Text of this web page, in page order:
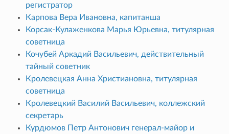
регистратор
Карпова Вера Ивановна, капитанша
Корсак-Кулаженкова Марья Юрьевна, титулярная
советница
Кочубей Аркадий Васильевич, действительный
тайный советник
Кролевецкая Анна Христиановна, титулярная
советница
Кролевецкий Василий Васильевич, коллежский
секретарь
Курдюмов Петр Антонович генерал-майор и